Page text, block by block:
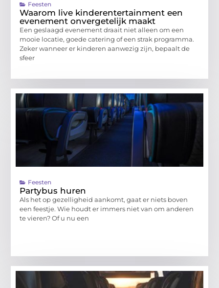
Feesten
Waarom live kinderentertainment een
evenement onvergetelijk maakt
Een geslaagd evenement draait niet alleen om een
mooie locatie, goede catering of een strak programma.
Zeker wanneer er kinderen aanwezig zijn, bepaalt de
sfeer
Feesten
Partybus huren
Als het op gezelligheid aankomt, gaat er niets boven
een feestje. Wie houdt er immers niet van om anderen
te vieren? Of u nu een